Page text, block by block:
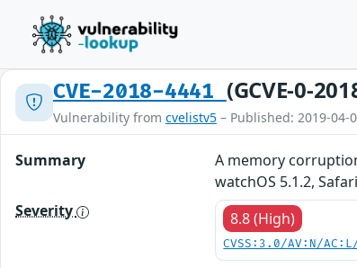
CVE-2018-4441 (GCVE-0-
Vulnerability from cvelistv5 – Published: 2019-04-
Summary
A memory
watchOS 5.1.2,
Severity
8.8 (High)
CVSS:3.0/AV:N/